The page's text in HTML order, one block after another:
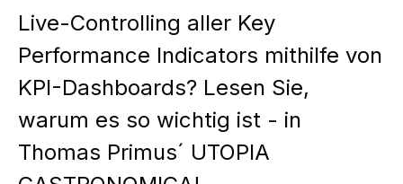
Live-Controlling aller Key
Performance Indicators mithilfe von
KPI-Dashboards? Lesen Sie,
warum es so wichtig ist - in
Thomas Primus´ UTOPIA